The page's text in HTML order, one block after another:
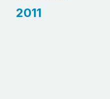
2011